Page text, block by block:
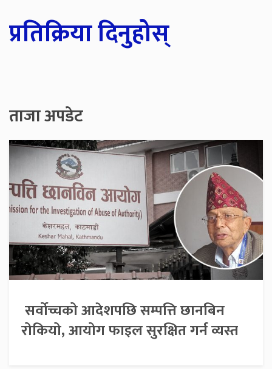
प्रतिक्रिया दिनुहोस्
ताजा अपडेट
सर्वोच्चको आदेशपछि सम्पत्ति छानबिन
रोकियो, आयोग फाइल सुरक्षित गर्न व्यस्त